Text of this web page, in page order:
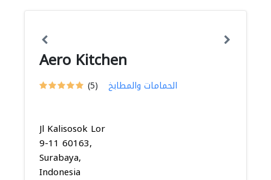
Aero Kitchen
(5) الحمامات والمطابخ
Jl Kalisosok Lor
9-11 60163,
Surabaya,
Indonesia